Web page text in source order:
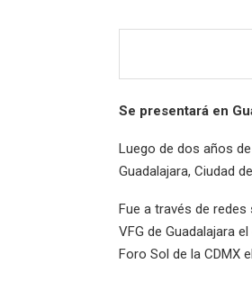
Se presentará en
Luego de dos años
Guadalajara, Ciudad
Fue a través de
VFG de Guadalajara
Foro Sol de la CDMX el